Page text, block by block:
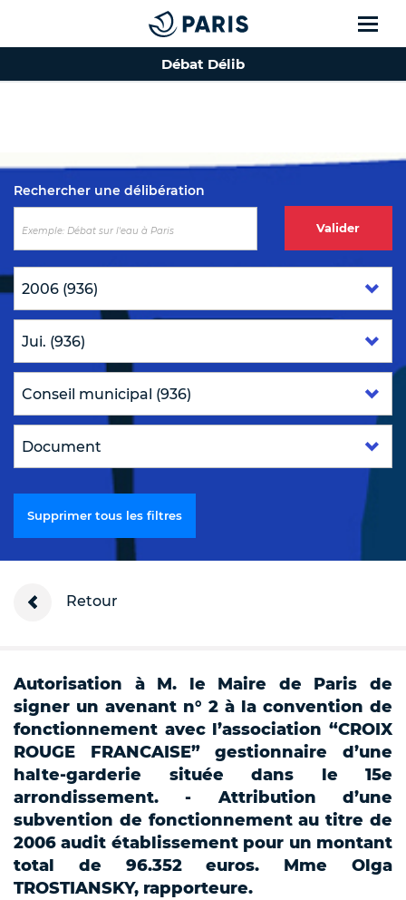
Top of the page
Débat Délib
Rechercher une délibération
Valider
Supprimer tous les filtres
Retour
Autorisation à M. le Maire de Paris de
signer un avenant n° 2 à la convention de
fonctionnement avec l’association “CROIX
ROUGE FRANCAISE” gestionnaire d’une
halte-garderie située dans le 15e
arrondissement. - Attribution d’une
subvention de fonctionnement au titre de
2006 audit établissement pour un montant
total de 96.352 euros. Mme Olga
TROSTIANSKY, rapporteure.